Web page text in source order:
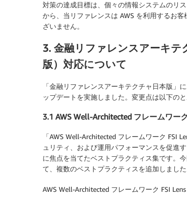
対策の達成目標は、個々の情報システムのリ
から、当リファレンスは AWS を利用するお
ざいません。
3. 金融リファレンスアーキテ
版）対応について
「金融リファレンスアーキテクチャ日本版」
ップデートを実施しました。変更点は以下のと
3.1 AWS Well-Architected フレームワー
「AWS Well-Architected フレームワーク FSI
ュリティ、および運用パフォーマンスを促進
に焦点を当てたベストプラクティス集です。
て、複数のベストプラクティスを追加しました
AWS Well-Architected フレームワーク FSI